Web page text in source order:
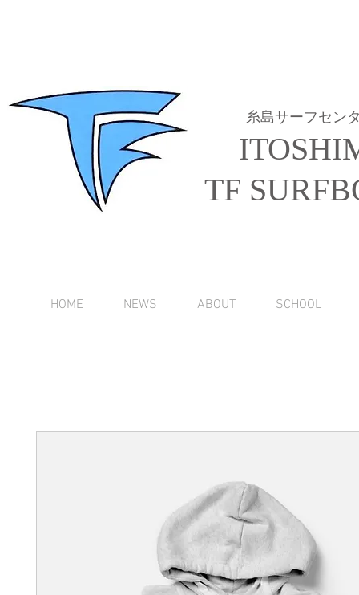
糸島サーフセン
TF
HOME NEWS ABOUT SCHOOL